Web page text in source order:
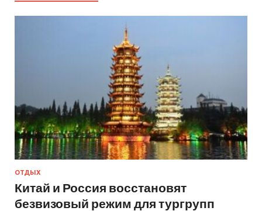
ОТДЫХ
Китай и Россия восстановят
безвизовый режим для тургрупп